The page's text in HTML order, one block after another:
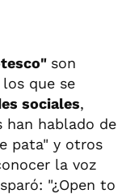
son
que se
sociales,
han hablado de
pata" y otros
la voz
"¿Open to